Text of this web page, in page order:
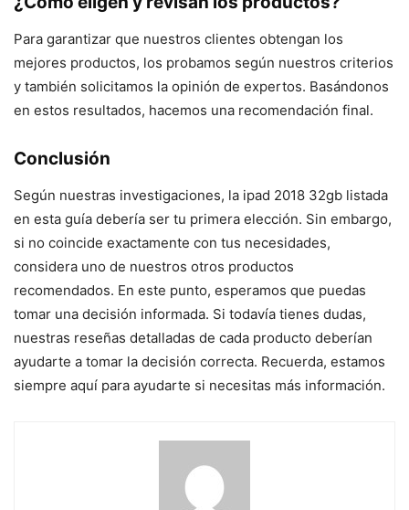
Para garantizar que nuestros clientes obtengan los
mejores productos, los probamos según nuestros criterios
y también solicitamos la opinión de expertos. Basándonos
en estos resultados, hacemos una recomendación final.
Conclusión
Según nuestras investigaciones, la ipad 2018 32gb listada
en esta guía debería ser tu primera elección. Sin embargo,
si no coincide exactamente con tus necesidades,
considera uno de nuestros otros productos
recomendados. En este punto, esperamos que puedas
tomar una decisión informada. Si todavía tienes dudas,
nuestras reseñas detalladas de cada producto deberían
ayudarte a tomar la decisión correcta. Recuerda, estamos
siempre aquí para ayudarte si necesitas más información.